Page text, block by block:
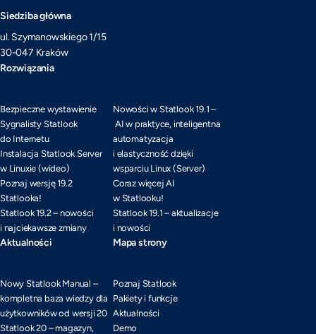
Siedziba główna
ul. Szymanowskiego 1/15
30-047 Kraków
Rozwiązania
Bezpieczne wystawienie
Sygnalisty Statlook
do Internetu
Instalacja Statlook Server
w Linuxie (wideo)
Poznaj wersję 19.2
Statlooka!
Statlook 19.2 – nowości
i najciekawsze zmiany
Nowości w Statlook 19.1 –
AI w praktyce, inteligentna
automatyzacja
i elastyczność dzięki
wsparciu Linux (Server)
Coraz więcej AI
w Statlooku!
Statlook 19.1 – aktualizacje
i nowości
Aktualności
Nowy Statlook Manual –
kompletna baza wiedzy dla
użytkowników od wersji 20
Statlook 20 – magazyn,
Mapa strony
Poznaj Statlook
Pakiety i funkcje
Aktualności
Demo